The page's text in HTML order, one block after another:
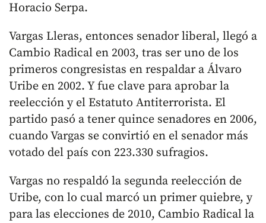
Horacio Serpa.
Vargas Lleras, entonces senador liberal, llegó a
Cambio Radical en 2003, tras ser uno de los
primeros congresistas en respaldar a Álvaro
Uribe en 2002. Y fue clave para aprobar la
reelección y el Estatuto Antiterrorista. El
partido pasó a tener quince senadores en 2006,
cuando Vargas se convirtió en el senador más
votado del país con 223.330 sufragios.
Vargas no respaldó la segunda reelección de
Uribe, con lo cual marcó un primer quiebre, y
para las elecciones de 2010, Cambio Radical la